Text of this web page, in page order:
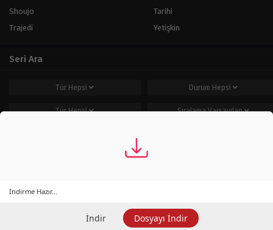
Shoujo
Tarihi
Trajedi
Yetişkin
Seri Ara
Tür Hepsi Durum Hepsi
TürHepsi SıralamaVarsayılan
Haftalık
Operation: True Love
İndirme Hazır...
İndir Dosyayı İndir